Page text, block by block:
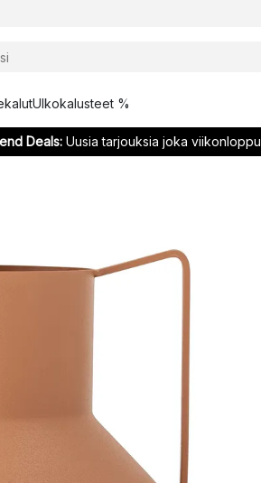
Ulkokalusteet %
Deals:Uusia tarjouksia joka viikonloppu